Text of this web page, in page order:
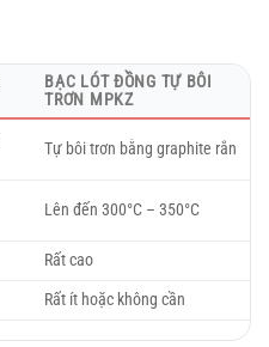
BẠC LÓT ĐỒNG TỰ BÔI
TRƠN MPKZ
Tự bôi trơn bằng graphite rắn
Lên đến 300°C – 350°C
Rất cao
Rất ít hoặc không cần